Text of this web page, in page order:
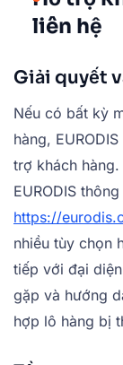
liên hệ
Giải quyết
Nếu có bất kỳ
hàng,
trợ khách
EURODIS
https://
nhiều tùy chọn
tiếp với đại
gặp và hướng
hợp lô hàng bị